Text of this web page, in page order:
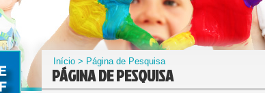
Início > Página de Pesquisa
PÁGINA DE PESQUISA